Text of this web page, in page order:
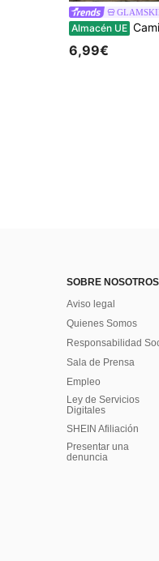
Almacén UE Camiseta de tirantes ajustada de unicolor con cuello cuadrado
6,99€
SOBRE NOSOTROS
Aviso legal
Quienes Somos
Responsabilidad
Sala de Prensa
Empleo
Ley de Servicios
Digitales
SHEIN Afiliación
Presentar una
denuncia